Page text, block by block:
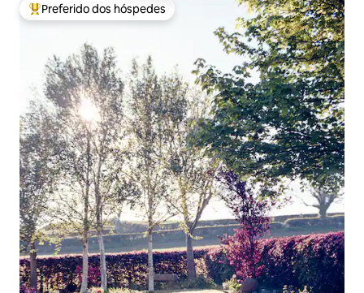
Entre os melhores preferidos dos hóspedes
Preferido dos hóspedes